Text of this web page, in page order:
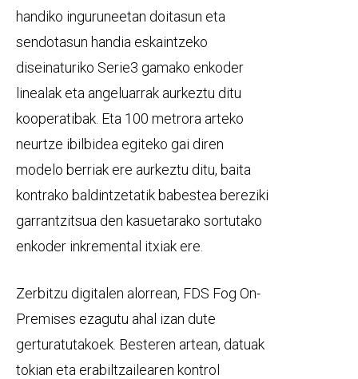
handiko inguruneetan doitasun eta
sendotasun handia eskaintzeko
diseinaturiko Serie3 gamako enkoder
linealak eta angeluarrak aurkeztu ditu
kooperatibak. Eta 100 metrora arteko
neurtze ibilbidea egiteko gai diren
modelo berriak ere aurkeztu ditu, baita
kontrako baldintzetatik babestea bereziki
garrantzitsua den kasuetarako sortutako
enkoder inkremental itxiak ere.
Zerbitzu digitalen alorrean, FDS Fog On-
Premises ezagutu ahal izan dute
gerturatutakoek. Besteren artean, datuak
tokian eta erabiltzailearen kontrol